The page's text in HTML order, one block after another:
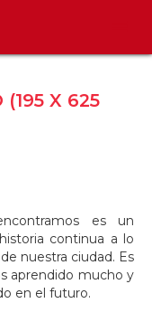
(195 X 625
es un
continua a lo
nuestra ciudad. Es
aprendido mucho y
en el futuro.